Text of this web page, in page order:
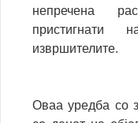
непречена
пристигнати
извршителите.
Оваа уредба со